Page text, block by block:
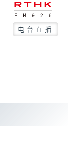
电台直播